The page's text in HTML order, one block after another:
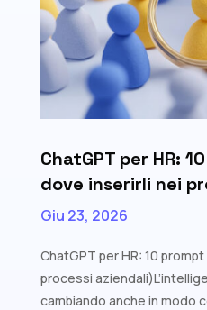
ChatGPT per HR:
dove inserirli nei
Giu 23, 2026
ChatGPT per HR: 10
processi
cambiando anche in modo